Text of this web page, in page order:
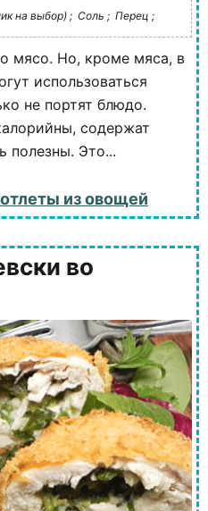
на выбор) ; Соль ; Перец ;
мясо. Но, кроме мяса, в
использоваться
не портят блюдо.
содержат
полезны. Это...
из овощей
во